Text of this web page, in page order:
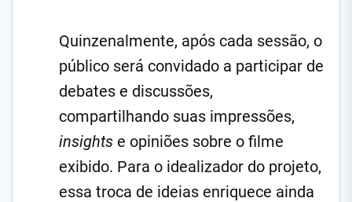
Quinzenalmente, após cada sessão, o
público será convidado a participar de
debates e discussões,
compartilhando suas impressões,
insightse opiniões sobre o filme
exibido. Para o idealizador do projeto,
essa troca de ideias enriquece ainda